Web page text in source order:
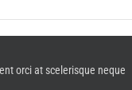
orci at scelerisque neque